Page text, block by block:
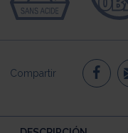
Compartir